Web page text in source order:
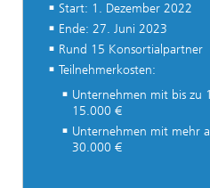
Start: 1. Dezember 2022
Ende: 27. Juni 2023
Rund 15 Konsortialpartner
Teilnehmerkosten:
Unternehmen mit bis zu
15.000 €
Unternehmen mit mehr
30.000 €